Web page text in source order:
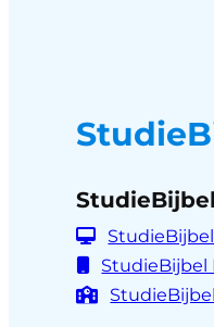
StudieBijbel